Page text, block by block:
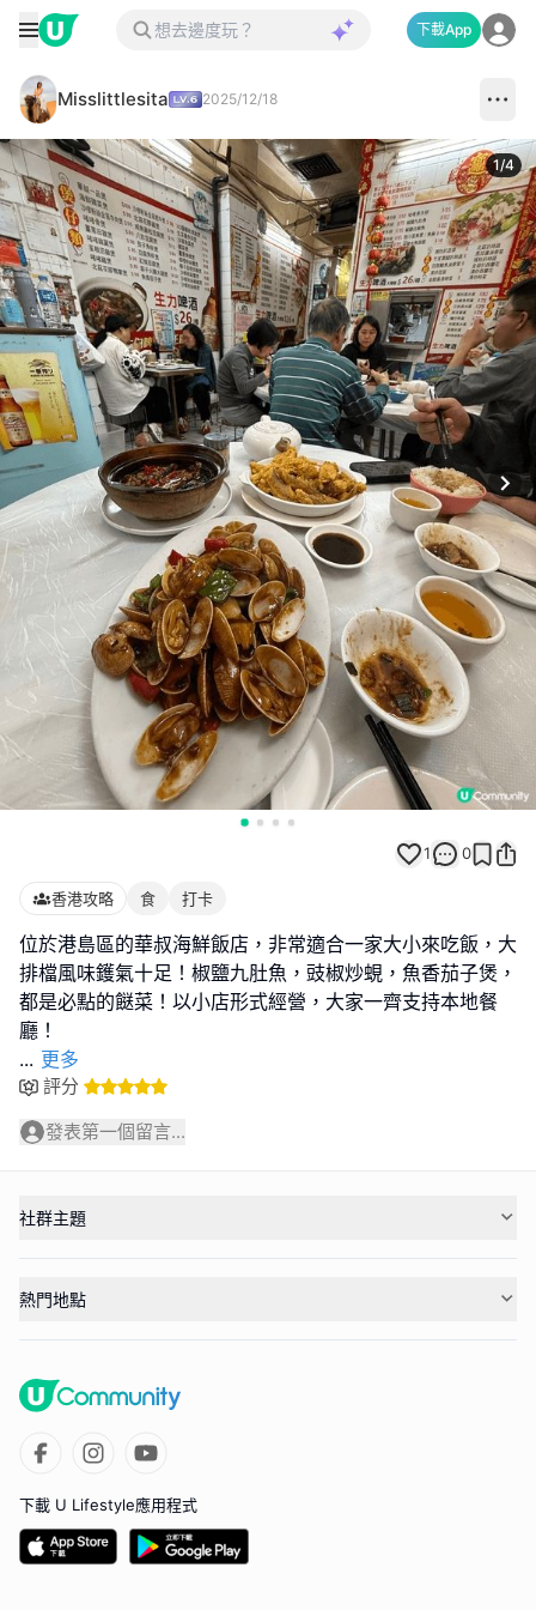
下載App
Misslittlesita 2025/12/18
1/4
1 0
香港攻略 食 打卡
位於港島區的華叔海鮮飯店，非常適合一家大小來吃飯，大
排檔風味鑊氣十足！椒鹽九肚魚，豉椒炒蜆，魚香茄子煲，
都是必點的餸菜！以小店形式經營，大家一齊支持本地餐
... 更多
評分
發表第一個留言...
社群主題
熱門地點
下載 U Lifestyle應用程式